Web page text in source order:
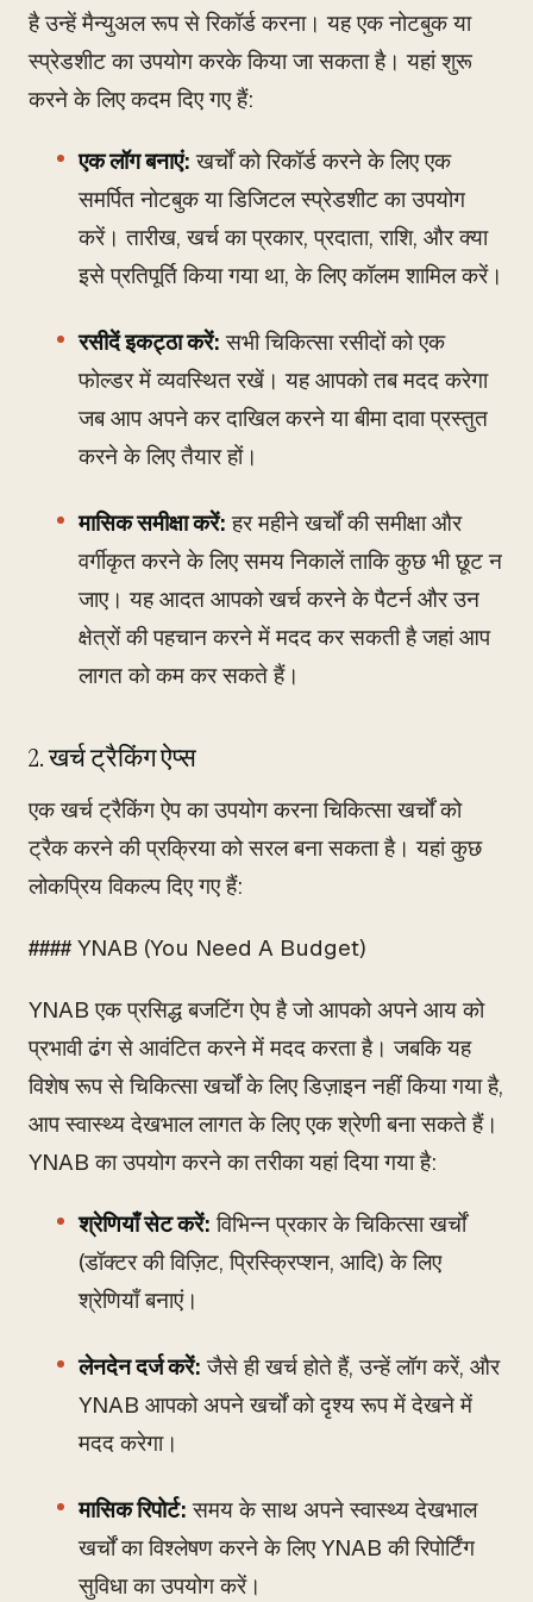
है उन्हें मैन्युअल रूप से रिकॉर्ड करना। यह एक नोटबुक या
स्प्रेडशीट का उपयोग करके किया जा सकता है। यहां शुरू
करने के लिए कदम दिए गए हैं:
एक लॉग बनाएं: खर्चों को रिकॉर्ड करने के लिए एक
समर्पित नोटबुक या डिजिटल स्प्रेडशीट का उपयोग
करें। तारीख, खर्च का प्रकार, प्रदाता, राशि, और क्या
इसे प्रतिपूर्ति किया गया था, के लिए कॉलम शामिल करें।
रसीदें इकट्ठा करें: सभी चिकित्सा रसीदों को एक
फोल्डर में व्यवस्थित रखें। यह आपको तब मदद करेगा
जब आप अपने कर दाखिल करने या बीमा दावा प्रस्तुत
करने के लिए तैयार हों।
मासिक समीक्षा करें: हर महीने खर्चों की समीक्षा और
वर्गीकृत करने के लिए समय निकालें ताकि कुछ भी छूट न
जाए। यह आदत आपको खर्च करने के पैटर्न और उन
क्षेत्रों की पहचान करने में मदद कर सकती है जहां आप
लागत को कम कर सकते हैं।
2. खर्च ट्रैकिंग ऐप्स
एक खर्च ट्रैकिंग ऐप का उपयोग करना चिकित्सा खर्चों को
ट्रैक करने की प्रक्रिया को सरल बना सकता है। यहां कुछ
लोकप्रिय विकल्प दिए गए हैं:
#### YNAB (You Need A Budget)
YNAB एक प्रसिद्ध बजटिंग ऐप है जो आपको अपने आय को
प्रभावी ढंग से आवंटित करने में मदद करता है। जबकि यह
विशेष रूप से चिकित्सा खर्चों के लिए डिज़ाइन नहीं किया गया है,
आप स्वास्थ्य देखभाल लागत के लिए एक श्रेणी बना सकते हैं।
YNAB का उपयोग करने का तरीका यहां दिया गया है:
श्रेणियाँ सेट करें: विभिन्न प्रकार के चिकित्सा खर्चों
(डॉक्टर की विज़िट, प्रिस्क्रिप्शन, आदि) के लिए
श्रेणियाँ बनाएं।
लेनदेन दर्ज करें: जैसे ही खर्च होते हैं, उन्हें लॉग करें, और
YNAB आपको अपने खर्चों को दृश्य रूप में देखने में
मदद करेगा।
मासिक रिपोर्ट: समय के साथ अपने स्वास्थ्य देखभाल
खर्चों का विश्लेषण करने के लिए YNAB की रिपोर्टिंग
सुविधा का उपयोग करें।